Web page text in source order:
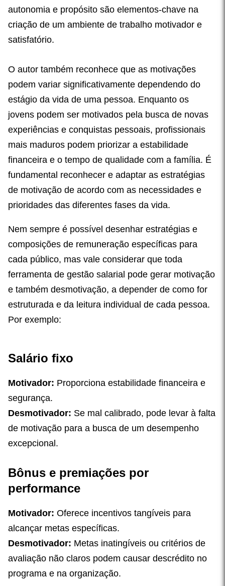
autonomia e propósito são elementos-chave na
criação de um ambiente de trabalho motivador e
satisfatório.
O autor também reconhece que as motivações
podem variar significativamente dependendo do
estágio da vida de uma pessoa. Enquanto os
jovens podem ser motivados pela busca de novas
experiências e conquistas pessoais, profissionais
mais maduros podem priorizar a estabilidade
financeira e o tempo de qualidade com a família. É
fundamental reconhecer e adaptar as estratégias
de motivação de acordo com as necessidades e
prioridades das diferentes fases da vida.
Nem sempre é possível desenhar estratégias e
composições de remuneração específicas para
cada público, mas vale considerar que toda
ferramenta de gestão salarial pode gerar motivação
e também desmotivação, a depender de como for
estruturada e da leitura individual de cada pessoa.
Por exemplo:
Salário fixo
Motivador: Proporciona estabilidade financeira e
segurança.
Desmotivador: Se mal calibrado, pode levar à falta
de motivação para a busca de um desempenho
excepcional.
Bônus e premiações por
performance
Motivador: Oferece incentivos tangíveis para
alcançar metas específicas.
Desmotivador: Metas inatingíveis ou critérios de
avaliação não claros podem causar descrédito no
programa e na organização.